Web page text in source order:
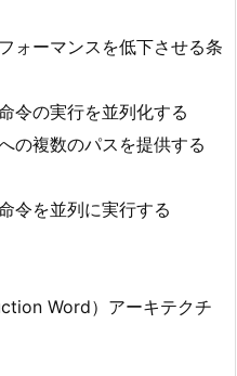
ォーマンスを低下させる条
の実行を並列化する
の複数のパスを提供する
令を並列に実行する
Word）アーキテクチ